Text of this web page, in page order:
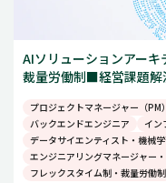
AIソリューションアー
裁量労働制■経営課題解
プロジェクトマネージャー（PM
バックエンドエンジニア
イン
データサイエンティスト・機械
エンジニアリングマネージャー
フレックスタイム制・裁量労働制